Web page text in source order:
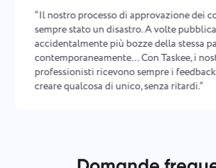
“Il nostro processo di approvazione dei
sempre stato un disastro. A volte
accidentalmente più bozze della stessa
contemporaneamente… Con Taskee, i
professionisti ricevono sempre i
creare qualcosa di unico, senza ritardi.”